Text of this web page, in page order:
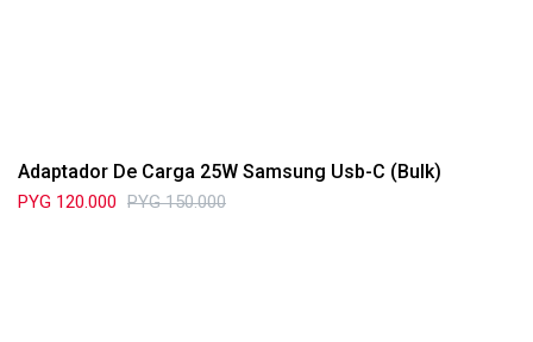
Adaptador De Carga 25W Samsung Usb-C (Bulk)
PYG 120.000 PYG 150.000